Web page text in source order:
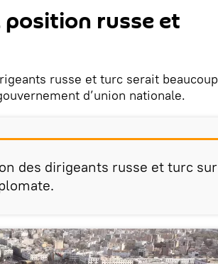
position russe et
russe et turc serait beaucoup
d’union nationale.
des dirigeants russe et turc sur